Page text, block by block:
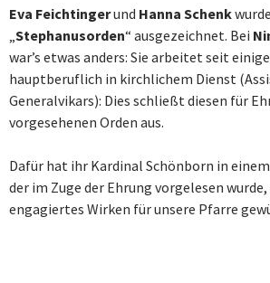
Eva Feichtingerund Hanna Schenk
Stephanusorden“ ausgezeichnet. Bei
war’s etwas anders: Sie arbeitet seit
hauptberuflich in kirchlichem Dienst
Generalvikars): Dies schließt diesen für
vorgesehenen Orden aus.
Dafür hat ihr Kardinal Schönborn in
der im Zuge der Ehrung vorgelesen
engagiertes Wirken für unsere Pfarre